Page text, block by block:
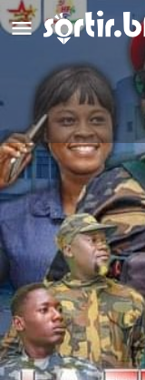
Trahison du
Détails Avis 0
Laisser un avis
Type
Séance de